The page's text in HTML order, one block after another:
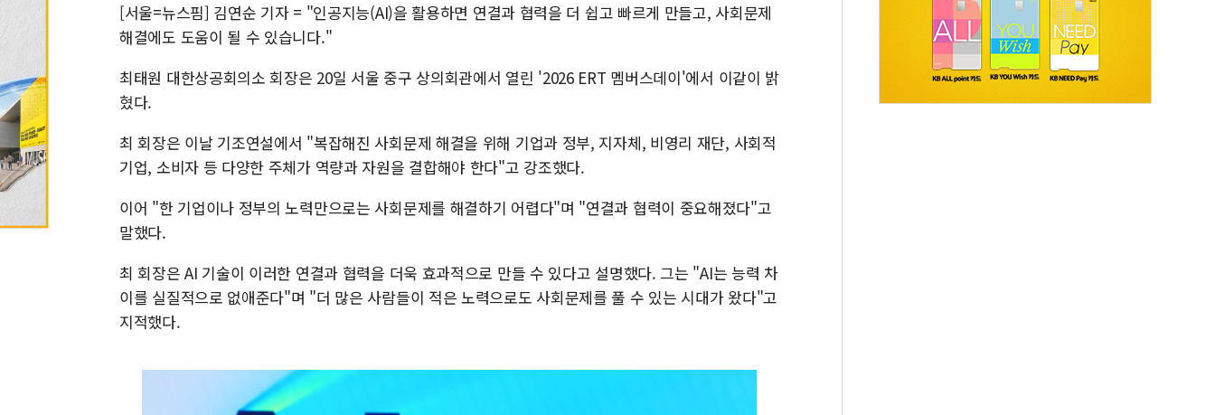
[서울=뉴스핌] 김연순 기자 = "인공지능(AI)을 활용하면 연결과 협력을 더 쉽고 빠르게 만들고, 사회문제
해결에도 도움이 될 수 있습니다."
최태원 대한상공회의소 회장은 20일 서울 중구 상의회관에서 열린 '2026 ERT 멤버스데이'에서 이같이 밝
혔다.
최 회장은 이날 기조연설에서 "복잡해진 사회문제 해결을 위해 기업과 정부, 지자체, 비영리 재단, 사회적
기업, 소비자 등 다양한 주체가 역량과 자원을 결합해야 한다"고 강조했다.
이어 "한 기업이나 정부의 노력만으로는 사회문제를 해결하기 어렵다"며 "연결과 협력이 중요해졌다"고
말했다.
최 회장은 AI 기술이 이러한 연결과 협력을 더욱 효과적으로 만들 수 있다고 설명했다. 그는 "AI는 능력 차
이를 실질적으로 없애준다"며 "더 많은 사람들이 적은 노력으로도 사회문제를 풀 수 있는 시대가 왔다"고
지적했다.